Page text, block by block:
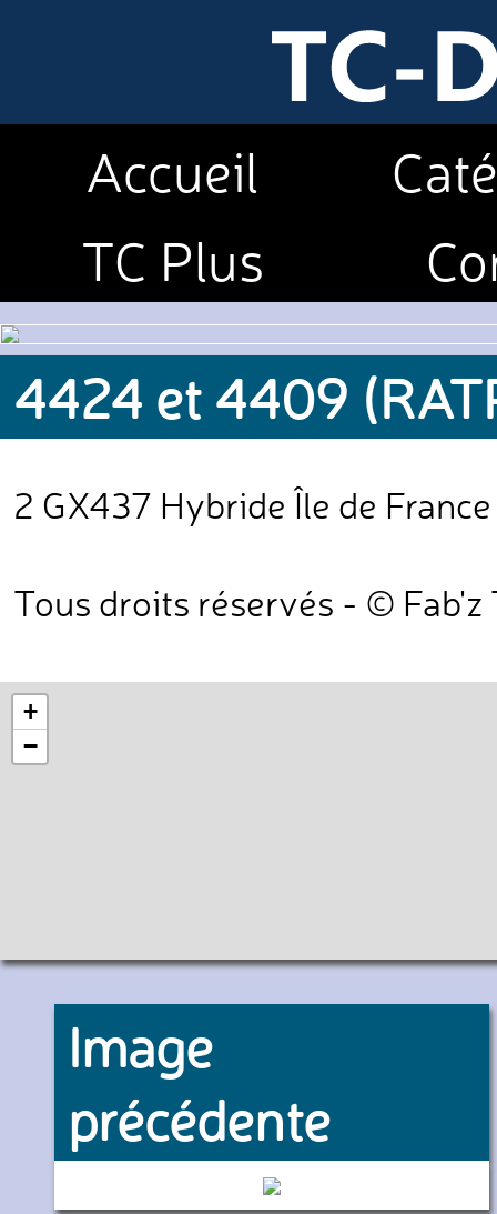
Accueil
TC Plus
4424 et 4409
2 GX437 Hybride Île de
Tous droits réservés - © Fab'z
+
−
Image
précédente